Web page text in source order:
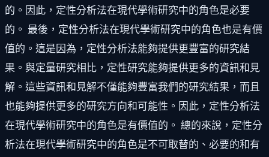
的。因此，定性分析法在現代學術研究中的角色是必要
的。 最後，定性分析法在現代學術研究中的角色也是有價
值的。這是因為，定性分析法能夠提供更豐富的研究結
果。與定量研究相比，定性研究能夠提供更多的資訊和見
解。這些資訊和見解不僅能夠豐富我們的研究結果，而且
也能夠提供更多的研究方向和可能性。因此，定性分析法
在現代學術研究中的角色是有價值的。 總的來說，定性分
析法在現代學術研究中的角色是不可取替的、必要的和有